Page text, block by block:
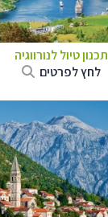
תכנון טיול לנורווגיה
לחץ לפרטים